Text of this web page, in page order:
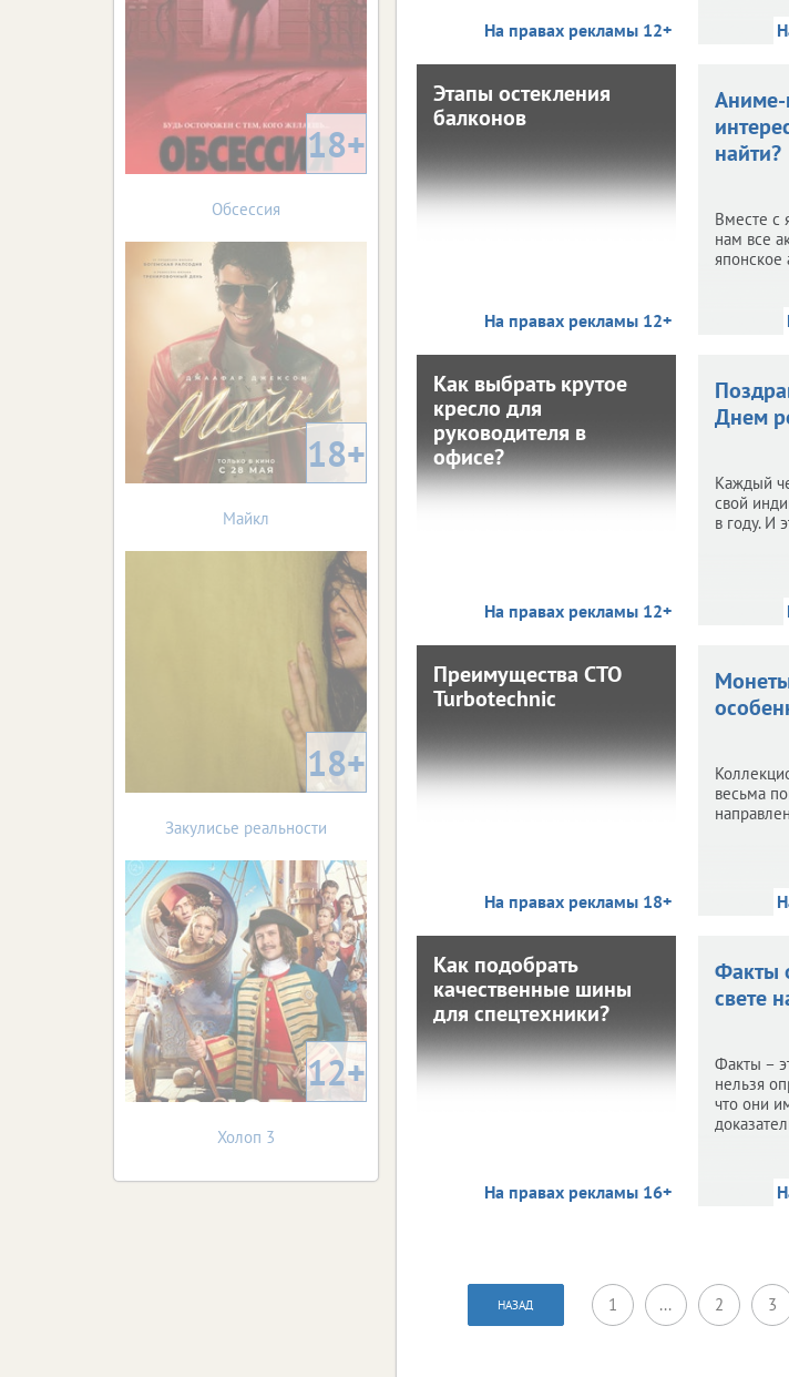
компьютерные игры.
На правах рекламы 12+
Этапы остекления
балконов
Этапы остекления
11 февраля 2020 г. 14:23
Многие в своем жилище
На правах рекламы 12+
Аниме-
найти?
Вместе с
нам все
японское
Как выбрать крутое
кресло для
руководителя в
офисе?
Как выбрать крутое
руководителя в
офисе?
руководителя.
На правах рекламы 12+
Днем
Каждый
свой
в году. И
Преимущества СТО
Turbotechnic
Преимущества СТО
Turbotechnic
10 февраля 2020 г. 12:29
Автомобили являются весьма
На правах рекламы 18+
весьма
Как подобрать
качественные шины
для спецтехники?
Как подобрать
качественные шины
для спецтехники?
10 февраля 2020 г. 12:19
На правах рекламы 16+
Факты
свете
Факты –
нельзя
что они
НАЗАД 1 ... 2 3
18+
Обсессия
18+
Майкл
18+
Закулисье реальности
12+
Холоп 3